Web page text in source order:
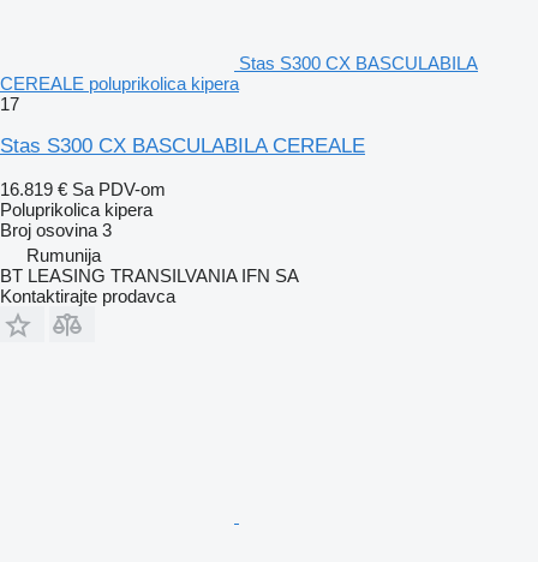
Stas S300 CX BASCULABILA
CEREALE poluprikolica kipera
17
Stas S300 CX BASCULABILA CEREALE
16.819 € Sa PDV-om
Poluprikolica kipera
Broj osovina 3
Rumunija
BT LEASING TRANSILVANIA IFN SA
Kontaktirajte prodavca